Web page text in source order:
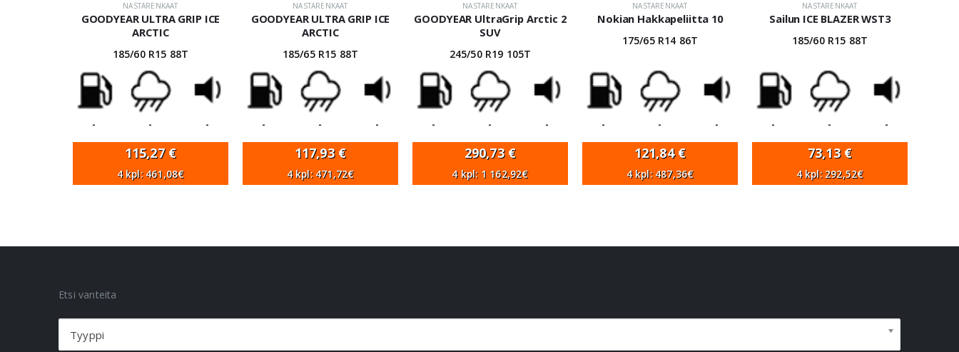
NASTARENKAAT
GOODYEAR ULTRA GRIP ICE
ARCTIC
185/60 R15 88T
- - -
115,27 €
4 kpl: 461,08€
NASTARENKAAT
GOODYEAR ULTRA GRIP ICE
ARCTIC
185/65 R15 88T
- - -
117,93 €
4 kpl: 471,72€
NASTARENKAAT
GOODYEAR UltraGrip Arctic 2
SUV
245/50 R19 105T
- - -
290,73 €
4 kpl: 1 162,92€
NASTARENKAAT
Nokian Hakkapeliitta 10
175/65 R14 86T
- - -
121,84€
4 kpl: 487,36€
NASTARENKAAT
Sailun ICE BLAZER WST3
185/60 R15 88T
- - -
73,13 €
4 kpl: 292,52€
Etsi vanteita
Tyyppi